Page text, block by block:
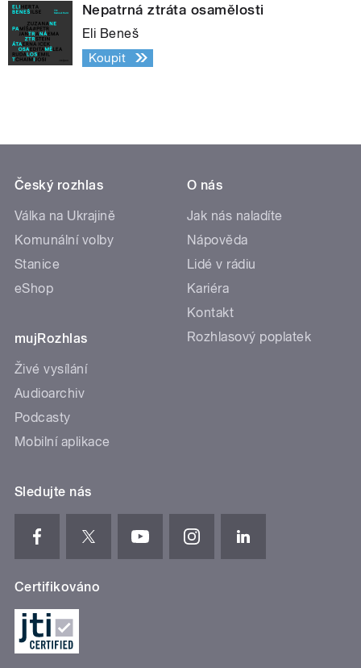
Nepatrná ztráta osamělosti
Eli Beneš
Koupit
Český rozhlas
Válka na Ukrajině
Komunální volby
Stanice
eShop
mujRozhlas
Živé vysílání
Audioarchiv
Podcasty
Mobilní aplikace
O nás
Jak nás naladíte
Nápověda
Lidé v rádiu
Kariéra
Kontakt
Rozhlasový poplatek
Sledujte nás
Certifikováno